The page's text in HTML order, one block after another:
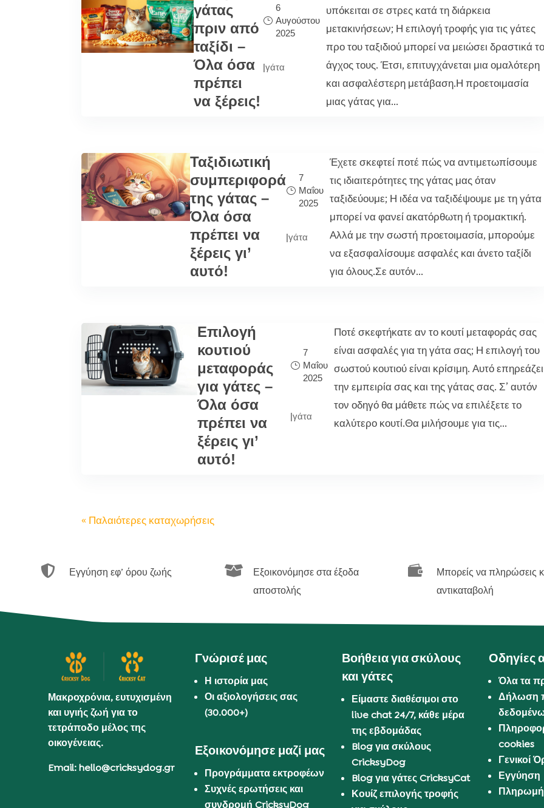
γάτας
πριν από
ταξίδι –
Όλα όσα
πρέπει
να ξέρεις!
6
Αυγούστου
2025
|γάτα
υπόκειται σε στρες κατά τη διάρκεια
μετακινήσεων; Η επιλογή τροφής για τις γάτες
προ του ταξιδιού μπορεί να μειώσει δραστικά
άγχος τους. Έτσι, επιτυγχάνεται μια ομαλότερη
και ασφαλέστερη μετάβαση.Η προετοιμασία
μιας γάτας για...
Ταξιδιωτική
συμπεριφορά
της γάτας –
Όλα όσα
πρέπει να
ξέρεις γι’
αυτό!
7
Μαΐου
2025
|γάτα
Έχετε σκεφτεί ποτέ πώς να αντιμετωπίσουμε
τις ιδιαιτερότητες της γάτας μας όταν
ταξιδεύουμε; Η ιδέα να ταξιδέψουμε με τη γάτα
μπορεί να φανεί ακατόρθωτη ή τρομακτική.
Αλλά με την σωστή προετοιμασία, μπορούμε
να εξασφαλίσουμε ασφαλές και άνετο ταξίδι
για όλους.Σε αυτόν...
Επιλογή
κουτιού
μεταφοράς
για γάτες –
Όλα όσα
πρέπει να
ξέρεις γι’
αυτό!
7
Μαΐου
2025
|γάτα
Ποτέ σκεφτήκατε αν το κουτί μεταφοράς σας
είναι ασφαλές για τη γάτα σας; Η επιλογή του
σωστού κουτιού είναι κρίσιμη. Αυτό επηρεάζει
την εμπειρία σας και της γάτας σας. Σ’ αυτόν
τον οδηγό θα μάθετε πώς να επιλέξετε το
καλύτερο κουτί.Θα μιλήσουμε για τις...
« Παλαιότερες καταχωρήσεις
 Εγγύηση εφ’ όρου ζωής 
Εξοικονόμησε στα έξοδα
αποστολής

Μπορείς να πληρώσεις
αντικαταβολή
Μακροχρόνια, ευτυχισμένη
και υγιής ζωή για το
τετράποδο μέλος της
οικογένειας.
Email: hello@cricksydog.gr
Γνώρισέ μας
Η ιστορία μας
Οι αξιολογήσεις σας
(30.000+)
Εξοικονόμησε μαζί μας
Προγράμματα εκτροφέων
Συχνές ερωτήσεις και
συνδρομή CricksyDog
Βοήθεια για σκύλους
και γάτες
Είμαστε διαθέσιμοι στο
live chat 24/7, κάθε μέρα
της εβδομάδας
Blog για σκύλους
CricksyDog
Blog για γάτες CricksyCat
Κουίζ επιλογής τροφής
Οδηγίες
Όλα τα
Δήλωση
cookies
Γενικοί
Εγγύηση
Πληρωμή